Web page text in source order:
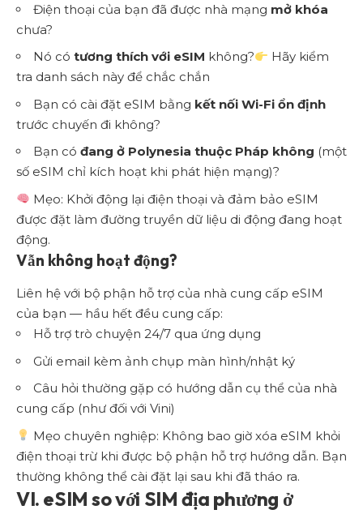
Điện thoại của bạn đã được nhà mạng mở khóa
chưa?
Nó có tương thích với eSIM không?
Hãy kiểm
tra danh sách này để chắc chắn
Bạn có cài đặt eSIM bằng kết nối Wi-Fi ổn định
trước chuyến đi không?
Bạn có đang ở Polynesia thuộc Pháp không (một
số eSIM chỉ kích hoạt khi phát hiện mạng)?
Mẹo: Khởi động lại điện thoại và đảm bảo eSIM
được đặt làm đường truyền dữ liệu di động đang hoạt
động.
Vẫn không hoạt động?
Liên hệ với bộ phận hỗ trợ của nhà cung cấp eSIM
của bạn — hầu hết đều cung cấp:
Hỗ trợ trò chuyện 24/7 qua ứng dụng
Gửi email kèm ảnh chụp màn hình/nhật ký
Câu hỏi thường gặp có hướng dẫn cụ thể của nhà
cung cấp (như đối với Vini)
Mẹo chuyên nghiệp: Không bao giờ xóa eSIM khỏi
điện thoại trừ khi được bộ phận hỗ trợ hướng dẫn. Bạn
thường không thể cài đặt lại sau khi đã tháo ra.
VI. eSIM so với SIM địa phương ở